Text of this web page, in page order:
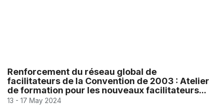
Renforcement du réseau global de
facilitateurs de la Convention de 2003 : Atelier
de formation pour les nouveaux facilitateurs...
13 - 17 May 2024